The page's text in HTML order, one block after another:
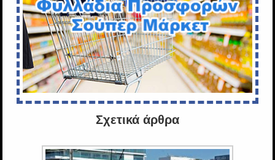
Σχετικά άρθρα